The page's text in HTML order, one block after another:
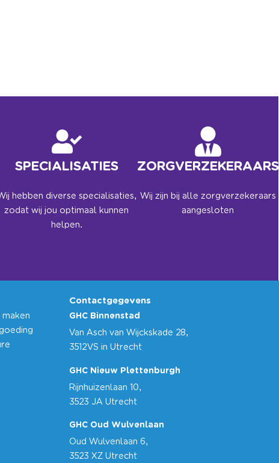
SPECIALISATIES
hebben diverse specialisaties,
zodat wij jou optimaal kunnen
helpen.
ZORGVERZEKERAARS
Wij zijn bij alle zorgverzekeraars
aangesloten
Contactgegevens
GHC Binnenstad
Van Asch van Wijckskade 28,
3512VS in Utrecht
GHC Nieuw Plettenburgh
Rijnhuizenlaan 10,
3523 JA Utrecht
GHC Oud Wulvenlaan
Oud Wulvenlaan 6,
3523 XZ Utrecht